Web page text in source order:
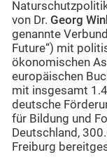
von Dr. Georg
genannte
Future“) mit
ökonomischen
europäischen
mit insgesamt
deutsche
für Bildung und
Deutschland,
Freiburg